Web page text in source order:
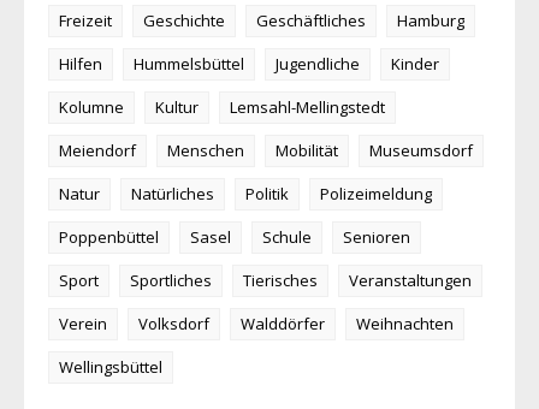
Freizeit
Geschichte Geschäftliches
Hamburg
Hilfen
Hummelsbüttel Jugendliche
Kinder
Kolumne
Kultur
Lemsahl-Mellingstedt
Meiendorf
Menschen Mobilität
Museumsdorf
Natur
Natürliches Politik
Polizeimeldung
Poppenbüttel
Sasel Schule
Senioren
Sport
Sportliches Tierisches
Veranstaltungen
Verein
Volksdorf Walddörfer
Weihnachten
Wellingsbüttel